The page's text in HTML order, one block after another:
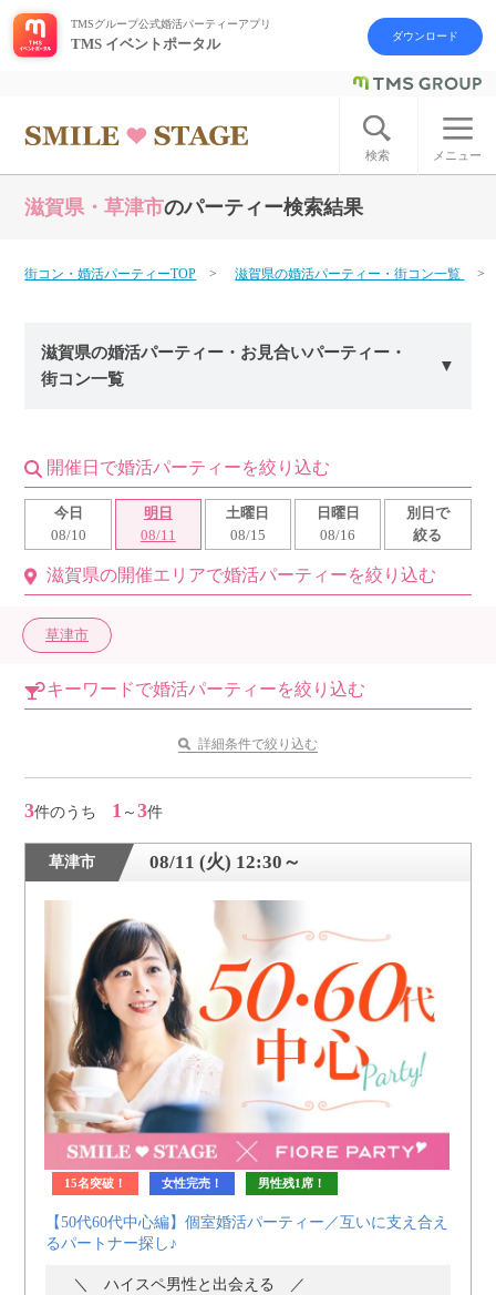
ログイン アカウント登録
はじめての方へ
今週の婚活パーティー
よくあるご質問
お問い合わせ
利用規約
個人情報保護方針launch
子どもの安全基準に関するポリシー
公式アカウントで最新情報を配信中！
PR
約1,300店の中から
おすすめの優良結婚相談所をご紹介
個人情報保護のため
プライバシーマークを
取得しております
TMSグループ公式婚活パーティーアプリ
TMS イベントポータル ダウンロード
検索 メニュー
滋賀県・草津市のパーティー検索結果
街コン・婚活パーティーTOP 滋賀県の婚活パーティー・街コン一覧
滋賀県の婚活パーティー・お見合いパーティー・
街コン一覧
開催日で婚活パーティーを絞り込む
今日
08/10
明日
08/11
土曜日
08/15
日曜日
08/16
別日で
絞る
滋賀県の開催エリアで婚活パーティーを絞り込む
草津市
キーワードで婚活パーティーを絞り込む
詳細条件で絞り込む
3件のうち 1 ～3件
草津市 08/11 (火) 12:30～
15名突破！ 女性完売！ 男性残1席！
【50代60代中心編】個室婚活パーティー／互いに支え合え
るパートナー探し♪
＼ ハイスペ男性と出会える ／